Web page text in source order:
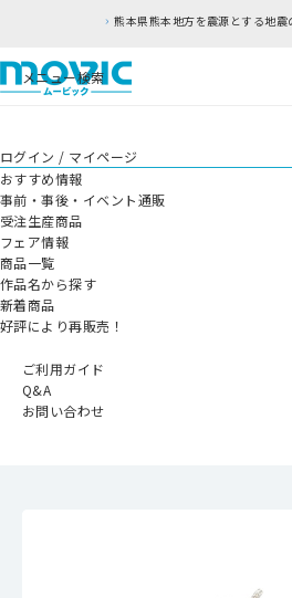
熊本県熊本地方を震源とする地震の影響につきまして
メニュー検索
ログイン / マイページ
おすすめ情報
事前・事後・イベント通販
受注生産商品
フェア情報
商品一覧
作品名から探す
新着商品
好評により再販売！
ご利用ガイド
Q&A
お問い合わせ